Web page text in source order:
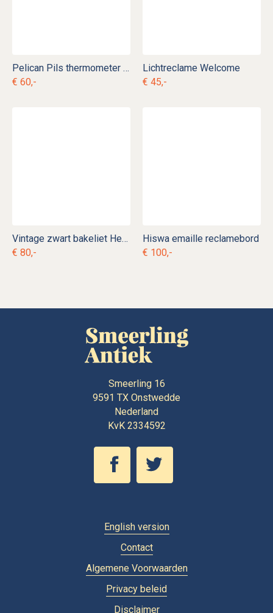
Pelican Pils thermometer c. r 10
€ 60,-
Lichtreclame Welcome
€ 45,-
Vintage zwart bakeliet Heemaf telefoon
€ 80,-
Hiswa emaille reclamebord
€ 100,-
Smeerling 16
9591 TX Onstwedde
Nederland
KvK 2334592
English version
Contact
Algemene Voorwaarden
Privacy beleid
Disclaimer